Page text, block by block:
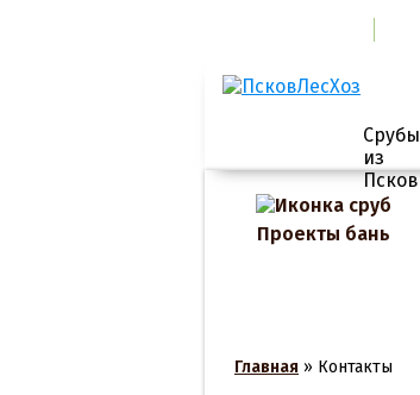
Срубы
из
Проекты бань
Главная » Контакты